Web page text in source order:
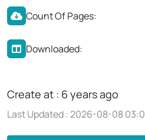
Count Of Pages:
Downloaded:
Create at : 6 years ago
Last Updated : 2026-08-08